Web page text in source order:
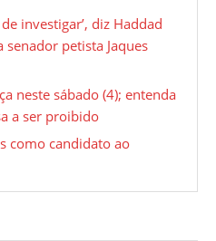
investigar’, diz Haddad
petista Jaques
neste sábado (4); entenda
a ser proibido
como candidato ao